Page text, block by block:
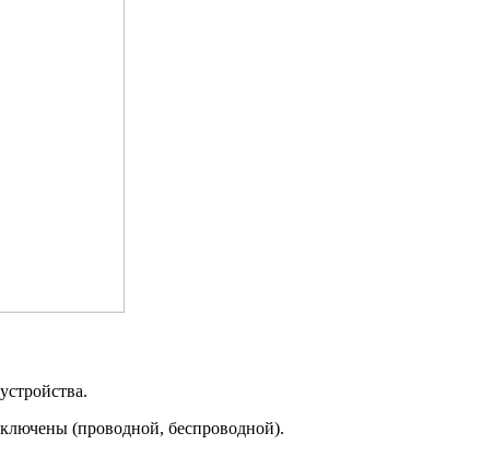
(проводной, беспроводной).